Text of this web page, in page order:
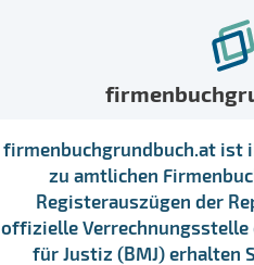
firmenbuchgrundbuch.at ist
zu amtlichen
Registerauszügen der
offizielle
für Justiz (BMJ) erhalten